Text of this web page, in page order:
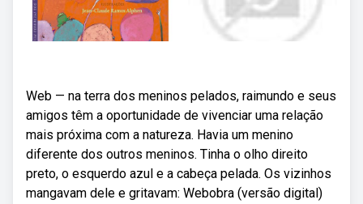
Web — na terra dos meninos pelados, raimundo e seus
amigos têm a oportunidade de vivenciar uma relação
mais próxima com a natureza. Havia um menino
diferente dos outros meninos. Tinha o olho direito
preto, o esquerdo azul e a cabeça pelada. Os vizinhos
mangavam dele e gritavam: Webobra (versão digital)